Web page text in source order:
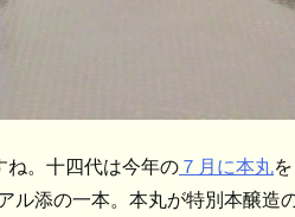
ね。十四代は今年の ７月に本丸を
ル添の一本。本丸が特別本醸造